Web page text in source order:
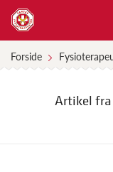
Forside
Artikel